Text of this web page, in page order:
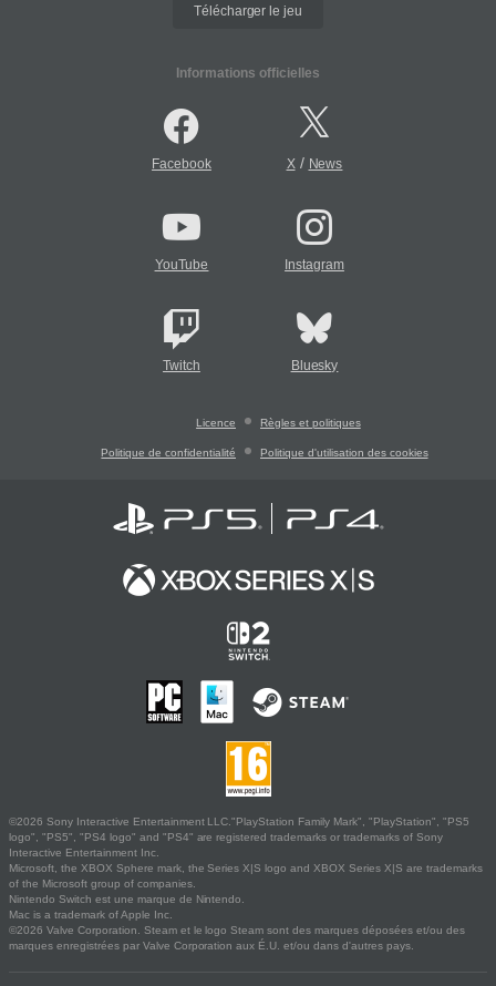
Télécharger le jeu
Informations officielles
Facebook X/ News
YouTube Instagram
Twitch Bluesky
Licence Règles et politiques
Politique de confidentialité Politique d'utilisation des cookies
©2026 Sony Interactive Entertainment LLC."PlayStation Family Mark", "PlayStation", "PS5
logo", "PS5", "PS4 logo" and "PS4" are registered trademarks or trademarks of Sony
Interactive Entertainment Inc.
Microsoft, the XBOX Sphere mark, the Series X|S logo and XBOX Series X|S are trademarks
of the Microsoft group of companies.
Nintendo Switch est une marque de Nintendo.
Mac is a trademark of Apple Inc.
©2026 Valve Corporation. Steam et le logo Steam sont des marques déposées et/ou des
marques enregistrées par Valve Corporation aux É.U. et/ou dans d'autres pays.